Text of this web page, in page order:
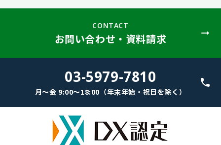
CONTACT
お問い合わせ・資料請求
03-5979-7810
月～金 9:00～18:00（年末年始・祝日を除く）